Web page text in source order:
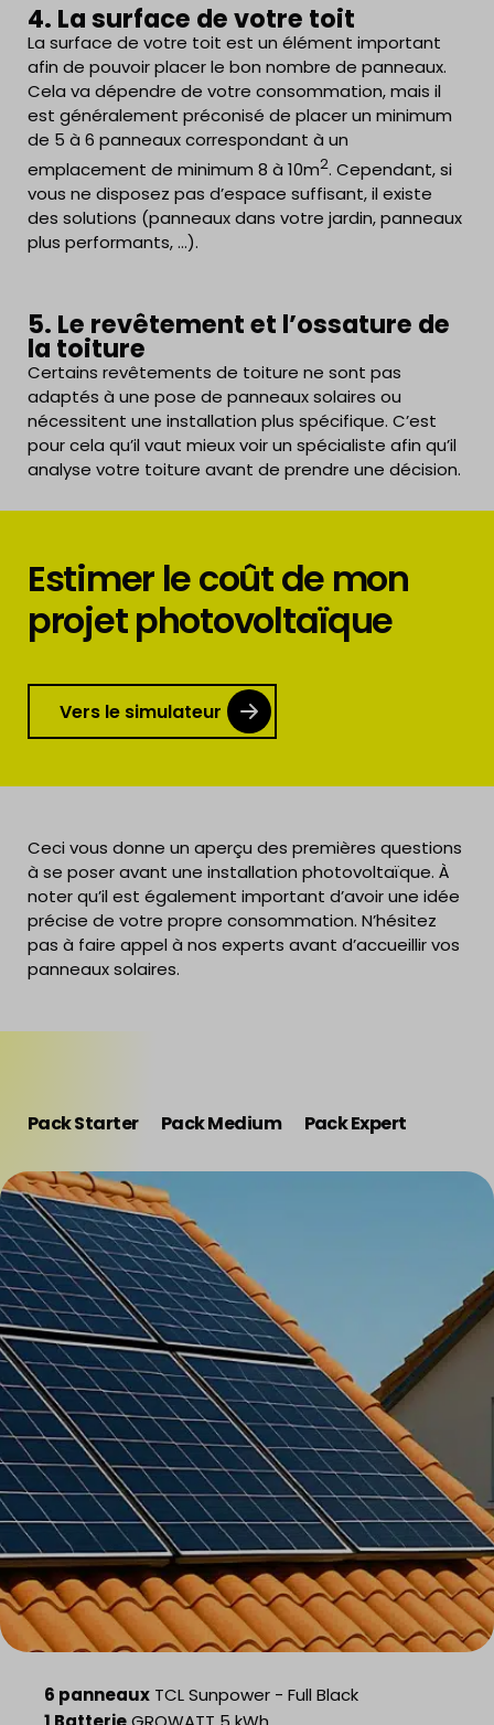
4. La surface de votre toit
La surface de votre toit est un élément important
afin de pouvoir placer le bon nombre de panneaux.
Cela va dépendre de votre consommation, mais il
est généralement préconisé de placer un minimum
de 5 à 6 panneaux correspondant à un
emplacement de minimum 8 à 10m2. Cependant, si
vous ne disposez pas d’espace suffisant, il existe
des solutions (panneaux dans votre jardin, panneaux
plus performants, …).
5. Le revêtement et l’ossature de
la toiture
Certains revêtements de toiture ne sont pas
adaptés à une pose de panneaux solaires ou
nécessitent une installation plus spécifique. C’est
pour cela qu’il vaut mieux voir un spécialiste afin qu’il
analyse votre toiture avant de prendre une décision.
Estimer le coût de mon
projet photovoltaïque
Vers le simulateur
Ceci vous donne un aperçu des premières questions
à se poser avant une installation photovoltaïque. À
noter qu’il est également important d’avoir une idée
précise de votre propre consommation. N’hésitez
pas à faire appel à nos experts avant d’accueillir vos
panneaux solaires.
Pack Starter Pack Medium Pack Expert
6 panneaux TCL Sunpower - Full Black